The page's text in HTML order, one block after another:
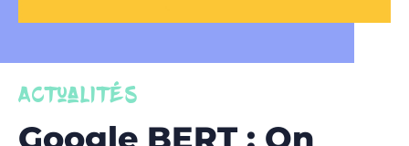
Actualités
Google BERT : On